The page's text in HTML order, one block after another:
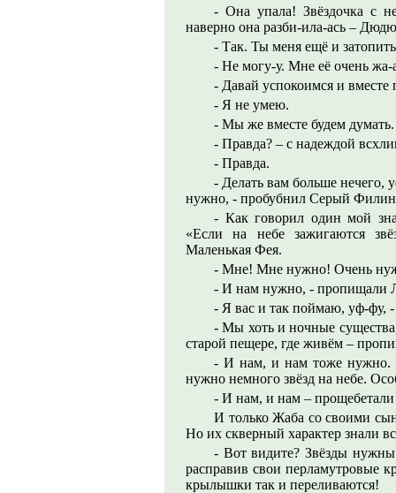
- Она упала! Звёздочка с
наверно она разби-ила-ась –
- Так. Ты меня ещё и
- Не могу-у. Мне её очень жа-
- Давай успокоимся и
- Я не умею.
- Мы же вместе будем
- Правда? – с надеждой
- Правда.
- Делать вам больше нечего,
нужно, - пробубнил Серый Филин
- Как говорил один мой
«Если на небе зажигаются
Маленькая Фея.
- Мне! Мне нужно! Очень
- И нам нужно, - пропищали
- Я вас и так поймаю, уф-фу,
- Мы хоть и ночные
старой пещере, где живём –
- И нам, и нам тоже нужно.
нужно немного звёзд на небе.
- И нам, и нам –
И только Жаба со своими
Но их скверный характер знали
- Вот видите? Звёзды
расправив свои
крылышки так и переливаются!